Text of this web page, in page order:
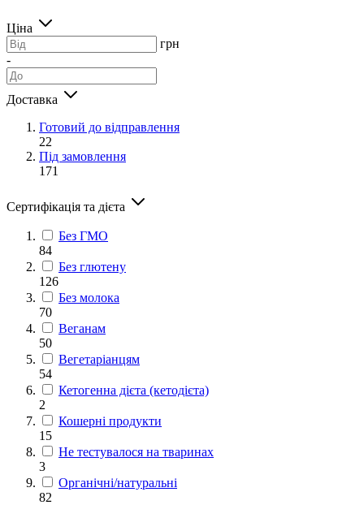
Ціна
грн
-
Доставка
Готовий до відправлення
22
Під замовлення
171
Сертифікація та дієта
Без ГМО
84
Без глютену
126
Без молока
70
Веганам
50
Вегетаріанцям
54
Кетогенна дієта (кетодієта)
2
Кошерні продукти
15
Не тестувалося на тваринах
3
Органічні/натуральні
82